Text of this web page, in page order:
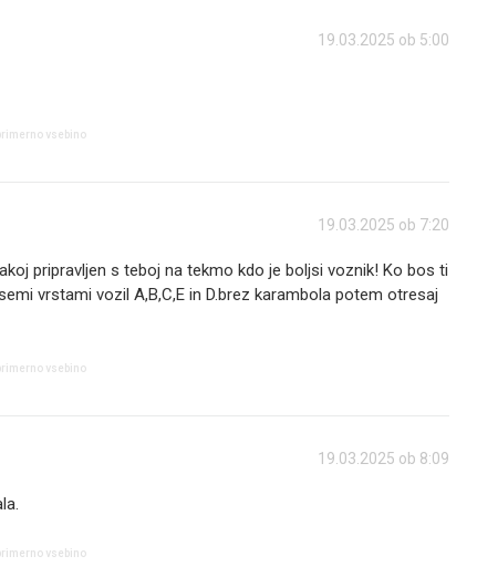
19.03.2025 ob 5:00
vsebino
19.03.2025 ob 7:20
pripravljen s teboj na tekmo kdo je boljsi voznik! Ko bos ti
vrstami vozil A,B,C,E in D.brez karambola potem otresaj
vsebino
19.03.2025 ob 8:09
vsebino